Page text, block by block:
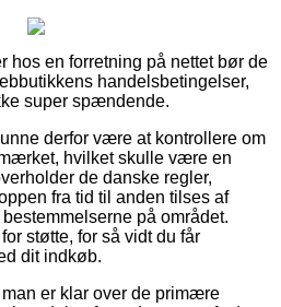
hos en forretning på nettet bør de
handelsbetingelser,
super spændende.
derfor være at kontrollere om
hvilket skulle være en
de danske regler,
fra tid til anden tilses af
på området.
støtte, for så vidt du får
dit indkøb.
er klar over de primære